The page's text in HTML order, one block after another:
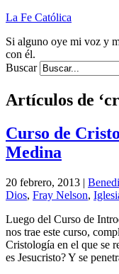
La Fe Católica
Si alguno oye mi voz y
con él.
Buscar
Artículos de
Curso de
Medina
20 febrero, 2013 |
Dios, Fray Nelson,
Luego del Curso de
nos trae este curso,
Cristología en el que se
es Jesucristo? Y se